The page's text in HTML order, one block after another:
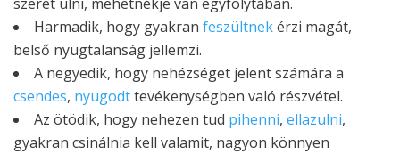
Harmadik, hogy gyakran feszültnekérzi magát,
belső nyugtalanság jellemzi.
A negyedik, hogy nehézséget jelent számára a
csendes, nyugodttevékenységben való részvétel.
Az ötödik, hogy nehezen tud pihenni, ellazulni,
gyakran csinálnia kell valamit, nagyon könnyen